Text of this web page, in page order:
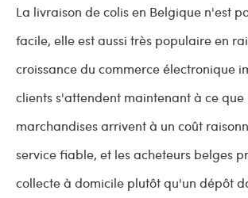
La livraison de colis en Belgique n'est
facile, elle est aussi très populaire en
croissance du commerce électronique
clients s'attendent maintenant à ce que
marchandises arrivent à un coût
service fiable, et les acheteurs belges
collecte à domicile plutôt qu'un dépôt